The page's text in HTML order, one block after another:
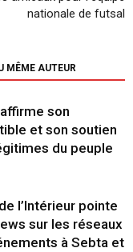
nationale de futsal
MÊME AUTEUR
son
et son soutien
du peuple
l’Intérieur pointe
sur les réseaux
à Sebta et